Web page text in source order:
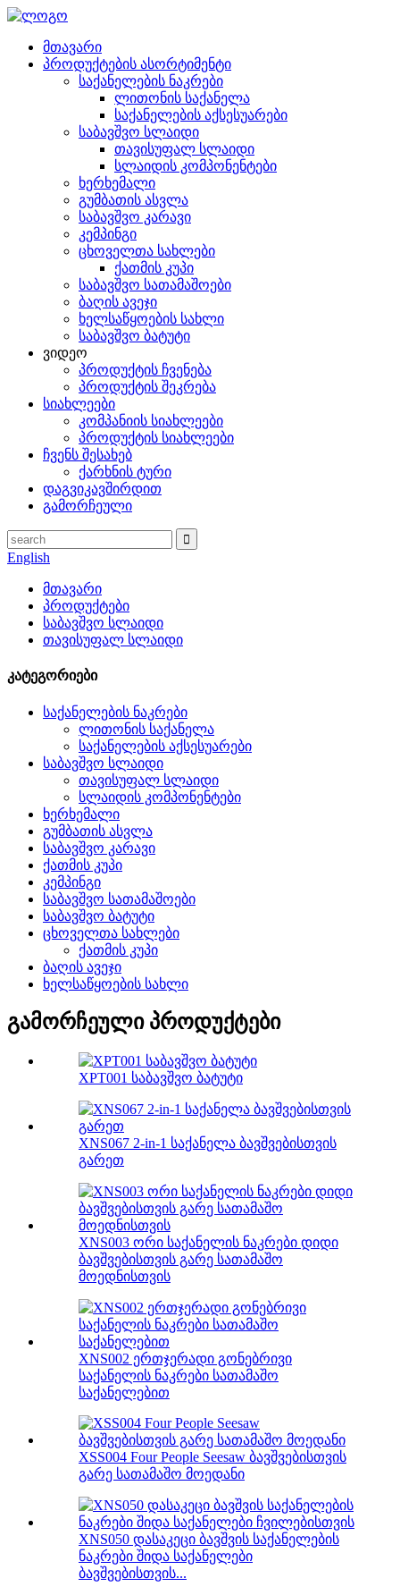
მთავარი
პროდუქტების ასორტიმენტი
საქანელების ნაკრები
ლითონის საქანელა
საქანელების აქსესუარები
საბავშვო სლაიდი
თავისუფალ სლაიდი
სლაიდის კომპონენტები
ხერხემალი
გუმბათის ასვლა
საბავშვო კარავი
კემპინგი
ცხოველთა სახლები
ქათმის კუპი
საბავშვო სათამაშოები
ბაღის ავეჯი
ხელსაწყოების სახლი
საბავშვო ბატუტი
ვიდეო
პროდუქტის ჩვენება
პროდუქტის შეკრება
სიახლეები
კომპანიის სიახლეები
პროდუქტის სიახლეები
ჩვენს შესახებ
ქარხნის ტური
დაგვიკავშირდით
გამორჩეული
English
მთავარი
პროდუქტები
საბავშვო სლაიდი
თავისუფალ სლაიდი
კატეგორიები
საქანელების ნაკრები
ლითონის საქანელა
საქანელების აქსესუარები
საბავშვო სლაიდი
თავისუფალ სლაიდი
სლაიდის კომპონენტები
ხერხემალი
გუმბათის ასვლა
საბავშვო კარავი
ქათმის კუპი
კემპინგი
საბავშვო სათამაშოები
საბავშვო ბატუტი
ცხოველთა სახლები
ქათმის კუპი
ბაღის ავეჯი
ხელსაწყოების სახლი
გამორჩეული პროდუქტები
XPT001 საბავშვო ბატუტი
XNS067 2-in-1 საქანელა ბავშვებისთვის
გარეთ
XNS003 ორი საქანელის ნაკრები დიდი
ბავშვებისთვის გარე სათამაშო
მოედნისთვის
XNS002 ერთჯერადი გონებრივი
საქანელის ნაკრები სათამაშო
საქანელებით
XSS004 Four People Seesaw ბავშვებისთვის
გარე სათამაშო მოედანი
XNS050 დასაკეცი ბავშვის საქანელების
ნაკრები შიდა საქანელები
ბავშვებისთვის...